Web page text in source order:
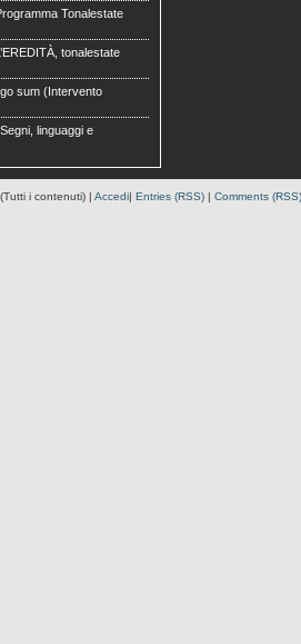
Tonalestate
L’EREDITÀ, tonalestate
sum (Intervento
linguaggi e
i contenuti) | Accedi| Entries (RSS) | Comments (RSS)